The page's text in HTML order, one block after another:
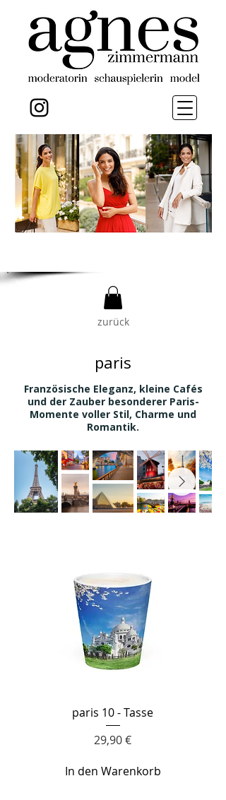
zurück
paris
Französische Eleganz, kleine Cafés
und der Zauber besonderer Paris-
Momente voller Stil, Charme und
Romantik.
paris 10 - Tasse
Preis
29,90 €
In den Warenkorb